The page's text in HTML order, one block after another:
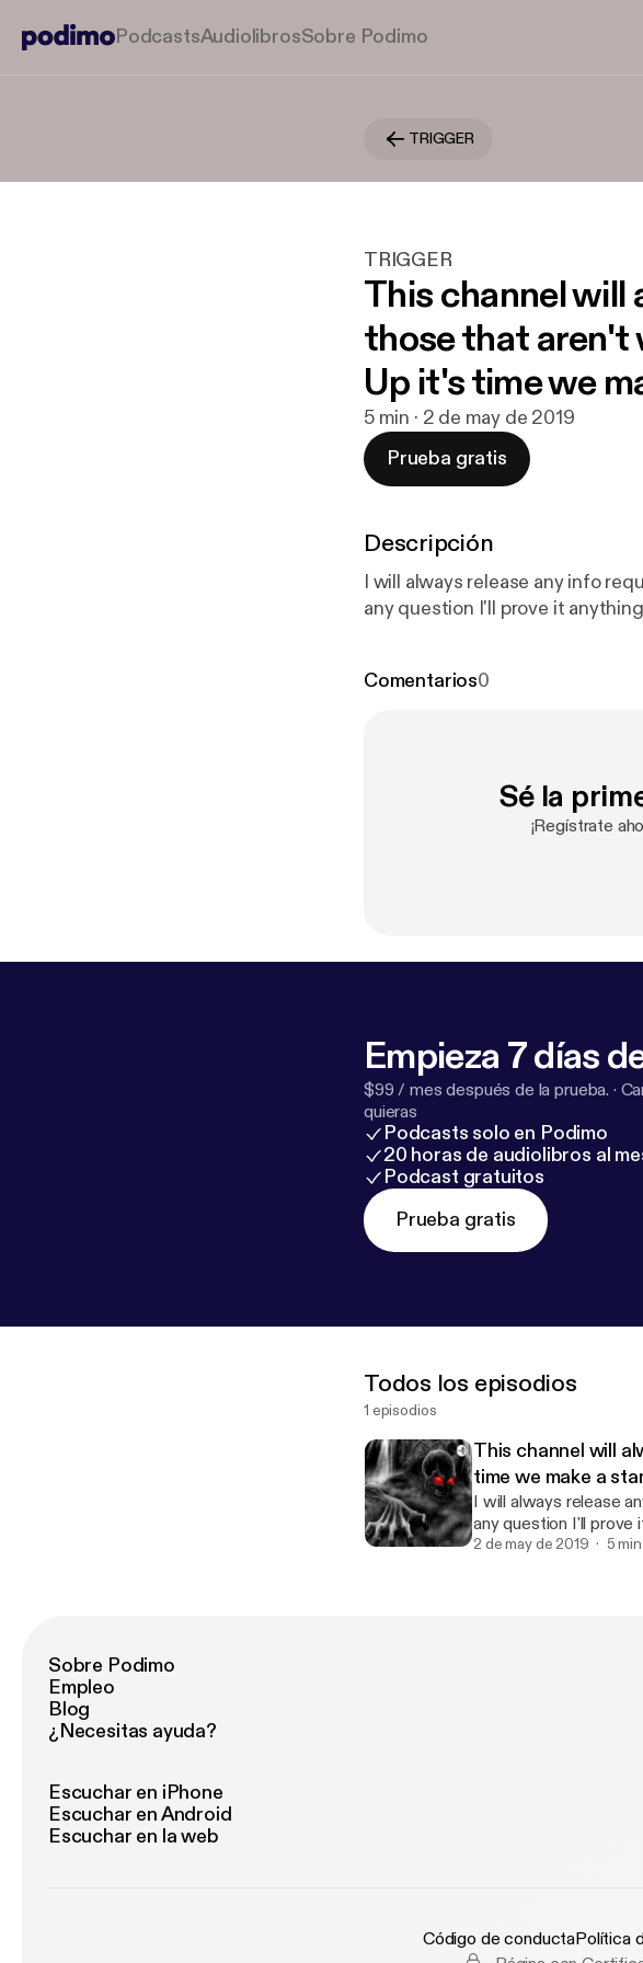
PodcastsAudiolibrosSobre Podimo
TRIGGER
TRIGGER
This channel
those that aren't
Up it's time we
5 min · 2 de may de 2019
Prueba gratis
Descripción
I will always release any info
any question I'll prove it
Comentarios0
Sé la
¡Regístrate
Empieza 7 días
$99 / mes después de la prueba. ·
quieras
Podcasts solo en Podimo
20 horas de audiolibros al
Podcast gratuitos
Prueba gratis
Todos los episodios
1 episodios
This channel will
time we make a
I will always release
any question I'll prove
2 de may de 2019 5 min
Sobre Podimo
Empleo
Blog
¿Necesitas ayuda?
Escuchar en iPhone
Escuchar en Android
Escuchar en la web
Código de conductaPolítica